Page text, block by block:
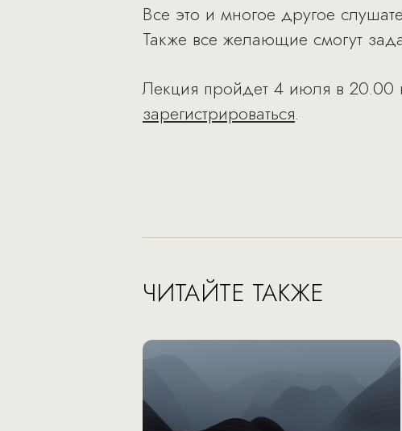
Все это и многое другое
Также все желающие смогут
Лекция пройдет 4 июля в
зарегистрироваться.
ЧИТАЙТЕ ТАКЖЕ